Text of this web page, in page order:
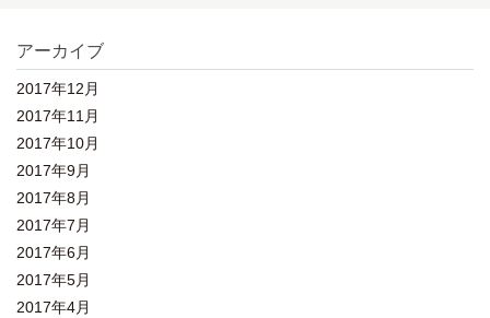
アーカイブ
2017年12月
2017年11月
2017年10月
2017年9月
2017年8月
2017年7月
2017年6月
2017年5月
2017年4月